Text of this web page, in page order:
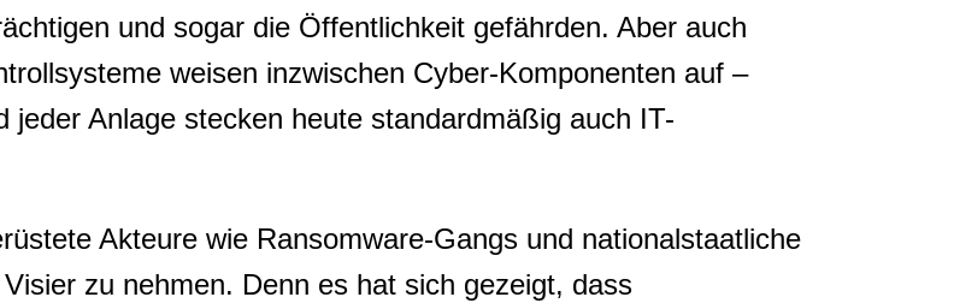
und sogar die Öffentlichkeit gefährden. Aber auch
weisen inzwischen Cyber-Komponenten auf –
Anlage stecken heute standardmäßig auch IT-
Akteure wie Ransomware-Gangs und nationalstaatliche
zu nehmen. Denn es hat sich gezeigt, dass